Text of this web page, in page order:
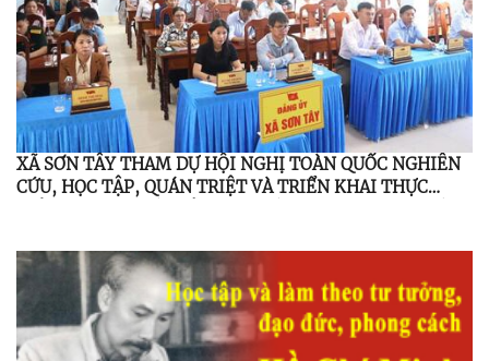
XÃ SƠN TÂY THAM DỰ HỘI NGHỊ TOÀN QUỐC NGHIÊN
CỨU, HỌC TẬP, QUÁN TRIỆT VÀ TRIỂN KHAI THỰC